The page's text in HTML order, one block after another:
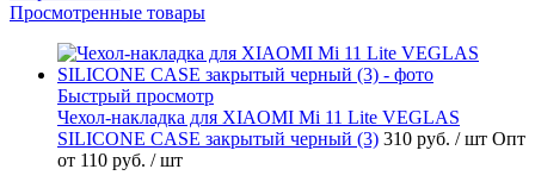
Просмотренные товары
Быстрый просмотр
Чехол-накладка для XIAOMI Mi 11 Lite VEGLAS
SILICONE CASE закрытый черный (3) 310 руб. / шт Опт
от 110 руб. / шт